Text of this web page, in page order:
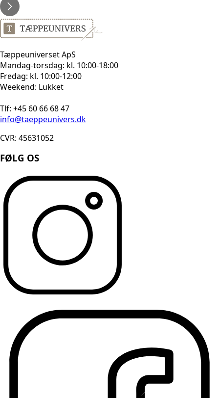
Tæppeuniverset ApS
Mandag-torsdag: kl. 10:00-18:00
Fredag: kl. 10:00-12:00
Weekend: Lukket
Tlf: +45 60 66 68 47
info@taeppeunivers.dk
CVR: 45631052
FØLG OS